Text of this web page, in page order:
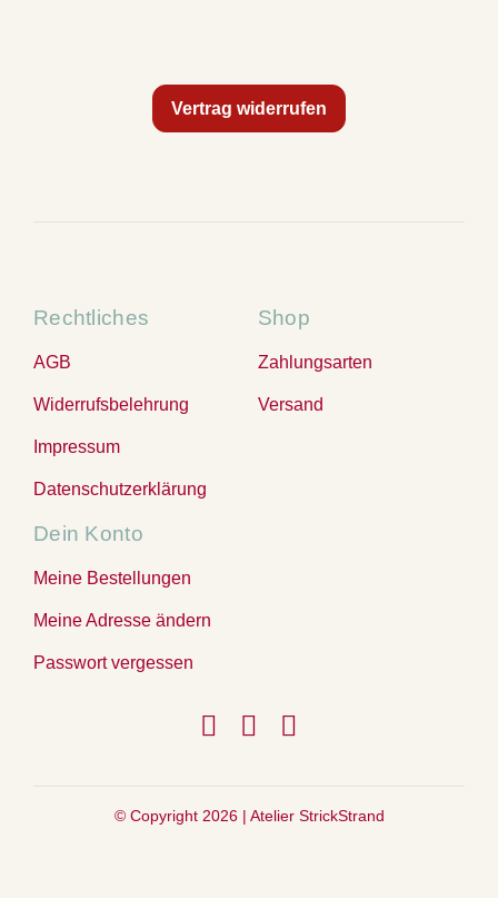
Vertrag widerrufen
Rechtliches
AGB
Widerrufsbelehrung
Impressum
Datenschutzerklärung
Shop
Zahlungsarten
Versand
Dein Konto
Meine Bestellungen
Meine Adresse ändern
Passwort vergessen
© Copyright 2026 | Atelier StrickStrand